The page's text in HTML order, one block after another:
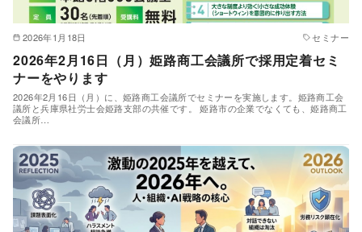
2026年1月18日 セミナー
2026年2月16日（月）姫路商工会議所で採用定着セミ
ナーをやります
2026年2月16日（月）に、姫路商工会議所でセミナーを実施します。姫路商工会
議所と兵庫県社労士会姫路支部の共催です。 姫路市の企業でなくても、姫路商工
会議所…